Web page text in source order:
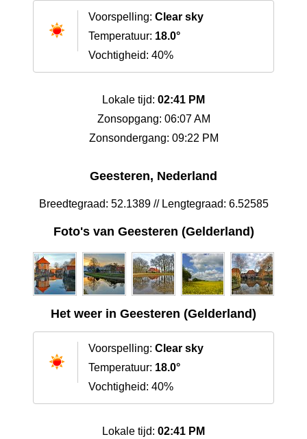
Voorspelling: Clear sky
Temperatuur: 18.0°
Vochtigheid: 40%
Lokale tijd: 02:41 PM
Zonsopgang: 06:07 AM
Zonsondergang: 09:22 PM
Geesteren, Nederland
Breedtegraad: 52.1389 // Lengtegraad: 6.52585
Foto's van Geesteren (Gelderland)
Het weer in Geesteren (Gelderland)
Voorspelling: Clear sky
Temperatuur: 18.0°
Vochtigheid: 40%
Lokale tijd: 02:41 PM